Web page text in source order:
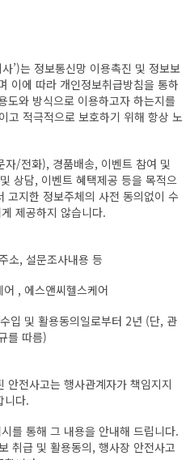
’)는 정보통신망 이용촉진 및 정보보
이에 따라 개인정보취급방침을 통하
도와 방식으로 이용하고자 하는지를
고 적극적으로 보호하기 위해 항상 노
자/전화), 경품배송, 이벤트 참여 및
상담, 이벤트 혜택제공 등을 목적으
고지한 정보주체의 사전 동의없이 수
제공하지 않습니다.
소, 설문조사내용 등
, 에스앤씨헬스케어
입 및 활용동의일로부터 2년 (단, 관
를 따름)
안전사고는 행사관계자가 책임지지
니다.
를 통해 그 내용을 안내해 드립니다.
취급 및 활용동의, 행사장 안전사고